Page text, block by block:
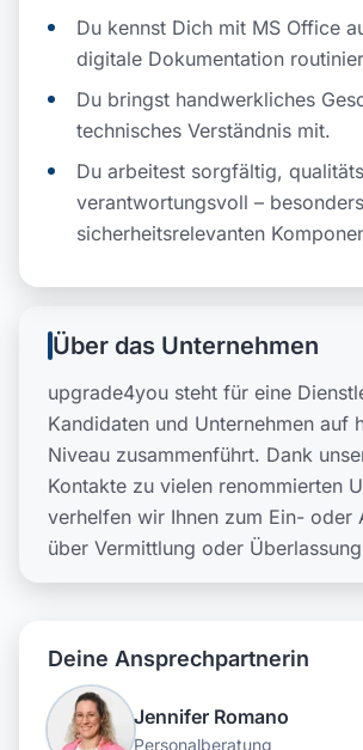
Du kennst Dich mit MS Office
digitale Dokumentation
Du bringst handwerkliches
technisches Verständnis mit.
Du arbeitest sorgfältig,
verantwortungsvoll –
sicherheitsrelevanten
Über das Unternehmen
upgrade4you steht für eine
Kandidaten und Unternehmen auf
Niveau zusammenführt. Dank
Kontakte zu vielen renommierten
verhelfen wir Ihnen zum Ein- oder
über Vermittlung oder
Deine Ansprechpartnerin
Jennifer Romano
Personalberatung